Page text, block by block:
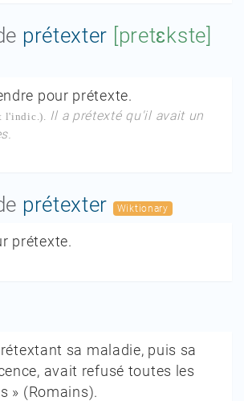
prétexter [pretɛkste]
pour prétexte.
l'indic.).
Il a prétexté qu'il avait un
prétexter Wiktionary
prétexte.
sa maladie, puis sa
avait refusé toutes les
» (Romains).